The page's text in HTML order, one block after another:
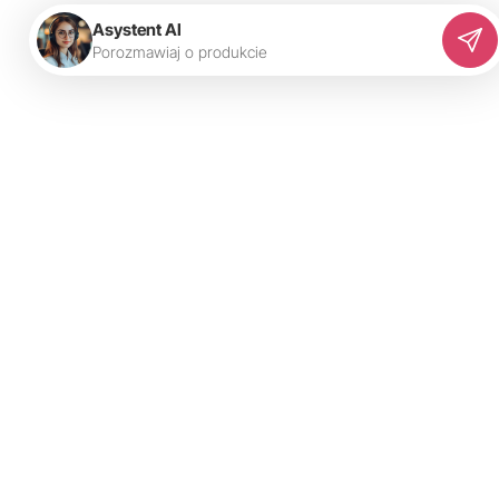
Asystent AI
Porozmawiaj o produkcie